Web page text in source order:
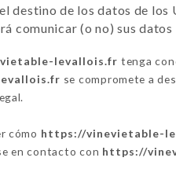
destino de los datos de los
comunicar (o no) sus
levallois.fr tenga
se compromete a
cómo https://vinevietable-
en contacto con https://